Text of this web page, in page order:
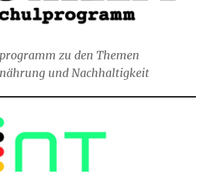
zu den Themen
und Nachhaltigkeit